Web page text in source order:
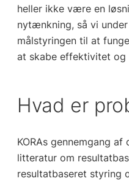
heller ikke være en
nytænkning, så vi
målstyringen til at
at skabe effektivitet
Hvad er
KORAs gennemgang
litteratur om
resultatbaseret styring